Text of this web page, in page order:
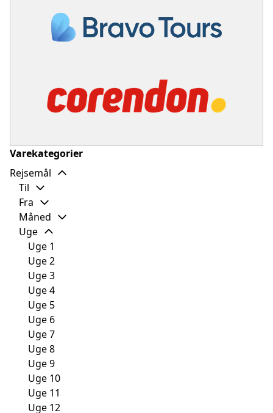
Varekategorier
Rejsemål
Til
Fra
Måned
Uge
Uge 1
Uge 2
Uge 3
Uge 4
Uge 5
Uge 6
Uge 7
Uge 8
Uge 9
Uge 10
Uge 11
Uge 12